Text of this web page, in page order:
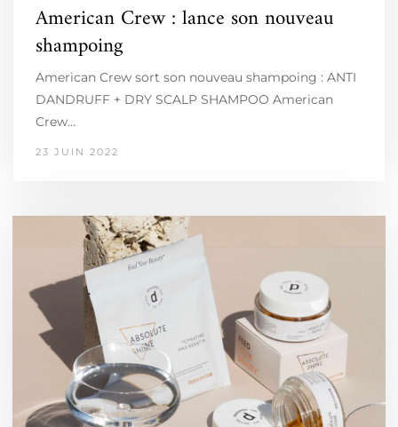
American Crew : lance son nouveau
shampoing
American Crew sort son nouveau shampoing : ANTI
DANDRUFF + DRY SCALP SHAMPOO American
Crew…
23 JUIN 2022